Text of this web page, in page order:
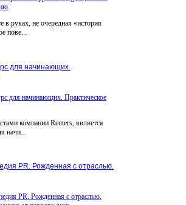
руках, не очередная «история
пове...
для начинающих.
компании Reuters, является
начи...
PR. Рожденная с отраслью.